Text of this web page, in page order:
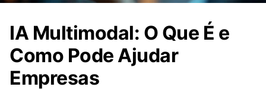
IA Multimodal: O Que É e
Como Pode Ajudar
Empresas